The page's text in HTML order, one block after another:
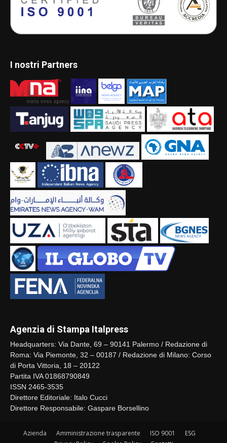
I nostri Partners
Agenzia di Stampa Italpress
Headquarters: Via Dante, 69 – 90141 Palermo / Redazione di
Roma: Via Piemonte, 32 – 00187 / Redazione di Milano: Corso
di Porta Vittoria, 18 – 20122
Partita IVA 01868790849
ISSN 2465-3535
Direttore Editoriale: Italo Cucci
Direttore Responsabile: Gaspare Borsellino
Azienda Amministrazione trasparente ISO 9001
ESG